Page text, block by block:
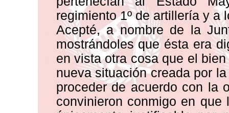
regimiento 1º de artillería y a
Acepté, a nombre de la
mostrándoles que ésta era
en vista otra cosa que el
nueva situación creada por
proceder de acuerdo con la
convinieron conmigo en